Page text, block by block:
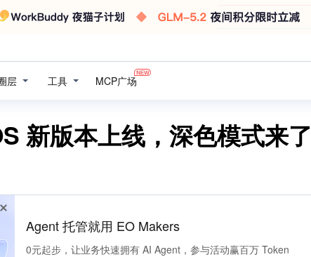
层 工具 MCP广场
新版本上线，深色模式来了
Agent 托管就用 EO Makers
0元起步，让业务快速拥有 AI Agent，参与活动赢百万 Token